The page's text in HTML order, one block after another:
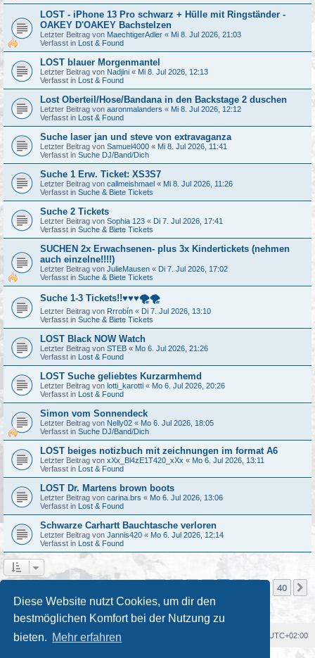
Diese Website nutzt Cookies, um dir den
bestmöglichen Komfort bei der Nutzung zu
bieten. Mehr erfahren
LOST - iPhone 13 Pro schwarz + Hülle mit Ringständer -
OAKEY D'OAKEY Bachstelzen
Letzter Beitrag von MaechtigerAdler « Mi 8. Jul 2026, 21:03
Verfasst in Lost & Found
LOST blauer Morgenmantel
Letzter Beitrag von Nadjini « Mi 8. Jul 2026, 12:13
Verfasst in Lost & Found
Lost Oberteil/Hose/Bandana in den Backstage 2 duschen
Letzter Beitrag von aaronmalanders « Mi 8. Jul 2026, 12:12
Verfasst in Lost & Found
Suche laser jan und steve von extravaganza
Letzter Beitrag von Samuel4000 « Mi 8. Jul 2026, 11:41
Verfasst in Suche DJ/Band/Dich
Suche 1 Erw. Ticket: XS3S7
Letzter Beitrag von callmeishmael « Mi 8. Jul 2026, 11:26
Verfasst in Suche & Biete Tickets
Suche 2 Tickets
Letzter Beitrag von Sophia 123 « Di 7. Jul 2026, 17:41
Verfasst in Suche & Biete Tickets
SUCHEN 2x Erwachsenen- plus 3x Kindertickets (nehmen
auch einzelne!!!!)
Letzter Beitrag von JulieMausen « Di 7. Jul 2026, 17:02
Verfasst in Suche & Biete Tickets
Suche 1-3 Tickets!!♥️♥️♥️🌪️🌪️
Letzter Beitrag von Rrrobín « Di 7. Jul 2026, 13:10
Verfasst in Suche & Biete Tickets
LOST Black NOW Watch
Letzter Beitrag von STEB « Mo 6. Jul 2026, 21:26
Verfasst in Lost & Found
LOST Suche geliebtes Kurzarmhemd
Letzter Beitrag von lotti_karotti « Mo 6. Jul 2026, 20:26
Verfasst in Lost & Found
Simon vom Sonnendeck
Letzter Beitrag von Nelly02 « Mo 6. Jul 2026, 18:05
Verfasst in Suche DJ/Band/Dich
LOST beiges notizbuch mit zeichnungen im format A6
Letzter Beitrag von xXx_Bl4zE1T420_xXx « Mo 6. Jul 2026, 13:11
Verfasst in Lost & Found
LOST Dr. Martens brown boots
Letzter Beitrag von carina.brs « Mo 6. Jul 2026, 13:06
Verfasst in Lost & Found
Schwarze Carhartt Bauchtasche verloren
Letzter Beitrag von Jannis420 « Mo 6. Jul 2026, 12:14
Verfasst in Lost & Found
40
Foren-Übersicht UTC+02:00